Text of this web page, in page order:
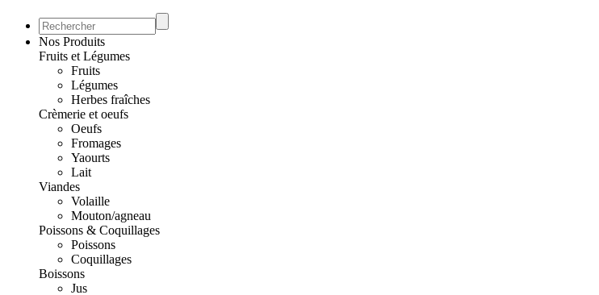
Nos Produits
Fruits et Légumes
Fruits
Légumes
Herbes fraîches
Crèmerie et oeufs
Oeufs
Fromages
Yaourts
Lait
Viandes
Volaille
Mouton/agneau
Poissons & Coquillages
Poissons
Coquillages
Boissons
Jus